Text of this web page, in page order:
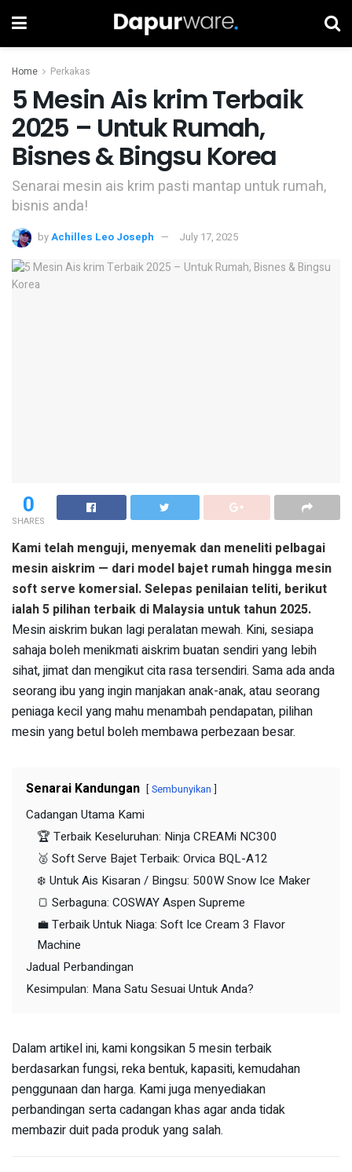
Home Perkakas
5 Mesin Ais krim Terbaik
2025 – Untuk Rumah,
Bisnes & Bingsu Korea
Senarai mesin ais krim pasti mantap untuk rumah,
bisnis anda!
byAchilles Leo Joseph July 17, 2025
0
SHARES
Kami telah menguji, menyemak dan meneliti pelbagai
mesin aiskrim — dari model bajet rumah hingga mesin
soft serve komersial. Selepas penilaian teliti, berikut
ialah 5 pilihan terbaik di Malaysia untuk tahun 2025.
Mesin aiskrim bukan lagi peralatan mewah. Kini, sesiapa
sahaja boleh menikmati aiskrim buatan sendiri yang lebih
sihat, jimat dan mengikut cita rasa tersendiri. Sama ada anda
seorang ibu yang ingin manjakan anak-anak, atau seorang
peniaga kecil yang mahu menambah pendapatan, pilihan
mesin yang betul boleh membawa perbezaan besar.
Senarai Kandungan Sembunyikan
Cadangan Utama Kami
🏆 Terbaik Keseluruhan: Ninja CREAMi NC300
🥈 Soft Serve Bajet Terbaik: Orvica BQL-A12
❄️ Untuk Ais Kisaran / Bingsu: 500W Snow Ice Maker
🍞 Serbaguna: COSWAY Aspen Supreme
💼 Terbaik Untuk Niaga: Soft Ice Cream 3 Flavor
Machine
Jadual Perbandingan
Kesimpulan: Mana Satu Sesuai Untuk Anda?
Dalam artikel ini, kami kongsikan 5 mesin terbaik
berdasarkan fungsi, reka bentuk, kapasiti, kemudahan
penggunaan dan harga. Kami juga menyediakan
perbandingan serta cadangan khas agar anda tidak
membazir duit pada produk yang salah.